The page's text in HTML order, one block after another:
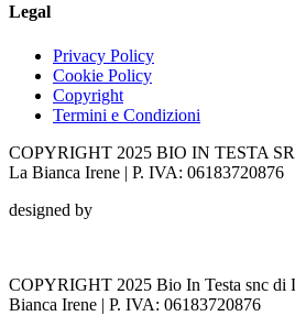
Legal
Privacy Policy
Cookie Policy
Copyright
Termini e Condizioni
COPYRIGHT 2025 BIO IN TESTA
La Bianca Irene | P. IVA: 06183720876
designed by
COPYRIGHT 2025 Bio In Testa snc di
Bianca Irene | P. IVA: 06183720876